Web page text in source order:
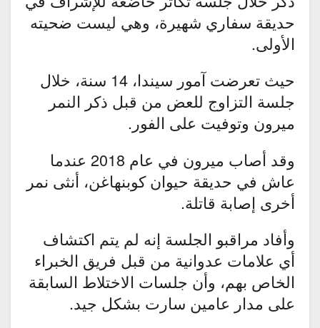
حديقة سفاري شهيرة، وهي ليست ضحيته
الأولى.
حيث تعرضت آمور سيندا، 14 سنة، خلال
جلسة التزاوج للعض من قبل ذكر النمر
ميرون وتوفيت على الفور.
وقد أصاب ميرون في عام 2018 عندما
عاش في حديقة حيوان كوبنهاغن، أنثى نمر
أخرى إصابة قاتلة.
وأفاد مراقبو الجلسة إنه لم يتم اكتشاف
أي علامات عدوانية من قبل فريق الخبراء
الخاص بهم، وأن جلسات الاختلاط السابقة
على مدار عامين سارت بشكل جيد.